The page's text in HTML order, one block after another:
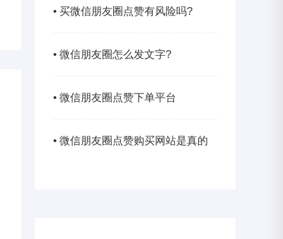
• 买微信朋友圈点赞有风险吗?
• 微信朋友圈怎么发文字?
• 微信朋友圈点赞下单平台
• 微信朋友圈点赞购买网站是真的